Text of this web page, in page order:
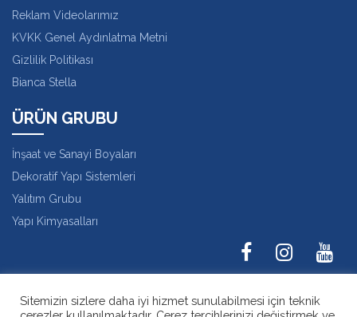
Reklam Videolarımız
KVKK Genel Aydınlatma Metni
Gizlilik Politikası
Bianca Stella
ÜRÜN GRUBU
İnşaat ve Sanayi Boyaları
Dekoratif Yapı Sistemleri
Yalıtım Grubu
Yapı Kimyasalları
Büyükçekmece - İstanbul
Sitemizin sizlere daha iyi hizmet sunulabilmesi için teknik